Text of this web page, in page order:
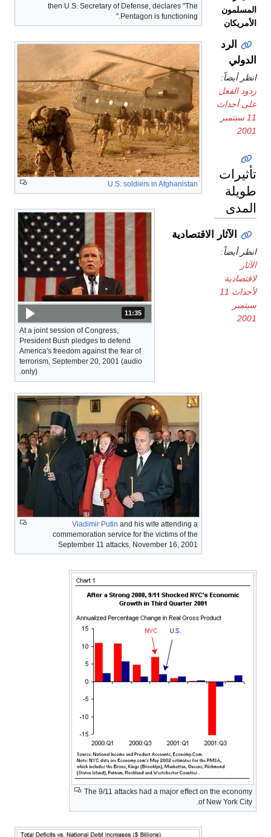
then U.S. Secretary of Defense, declares "The
Pentagon is functioning."
U.S. soldiers in Afghanistan
المدة: دقائق و 35 ثواني.
11:35
At a joint session of Congress,
President Bush pledges to defend
America's freedom against the fear of
terrorism, September 20, 2001 (audio
only).
المسلمون
الأمريكان
الرد
الدولي
انظر أيضاً:
ردود الفعل
على أحداث
11 سبتمبر
2001
Vladimir Putin and his wife attending a
commemoration service for the victims of the
September 11 attacks, November 16, 2001
تأثيرات
طويلة
المدى
الآثار الاقتصادية
The 9/11 attacks had a major effect on the economy
of New York City.
انظر أيضاً:
الآثار
لاقتصادية
لأحداث 11
سبتمبر
2001